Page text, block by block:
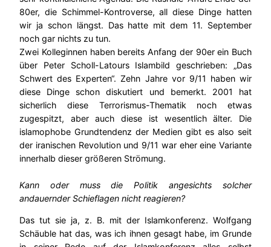
80er, die Schimmel-Kontroverse, all diese Dinge hatten
wir ja schon längst. Das hatte mit dem 11. September
noch gar nichts zu tun.
Zwei Kolleginnen haben bereits Anfang der 90er ein Buch
über Peter Scholl-Latours Islambild geschrieben: „Das
Schwert des Experten“. Zehn Jahre vor 9/11 haben wir
diese Dinge schon diskutiert und bemerkt. 2001 hat
sicherlich diese Terrorismus-Thematik noch etwas
zugespitzt, aber auch diese ist wesentlich älter. Die
islamophobe Grundtendenz der Medien gibt es also seit
der iranischen Revolution und 9/11 war eher eine Variante
innerhalb dieser größeren Strömung.
Kann oder muss die Politik angesichts solcher
andauernder Schieflagen nicht reagieren?
Das tut sie ja, z. B. mit der Islamkonferenz. Wolfgang
Schäuble hat das, was ich ihnen gesagt habe, im Grunde